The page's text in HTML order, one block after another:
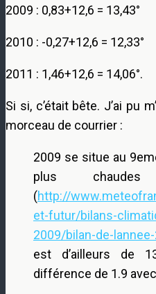
2009 : 0,83+12,6 = 13,43°
2010 : -0,27+12,6 = 12,33°
2011 : 1,46+12,6 = 14,06°.
Si si, c’était bête. J’ai pu
morceau de courrier :
2009 se situe au
plus
(http://
et-futur/bilans-
2009/bilan-de-
est d’ailleurs de
différence de 1.9